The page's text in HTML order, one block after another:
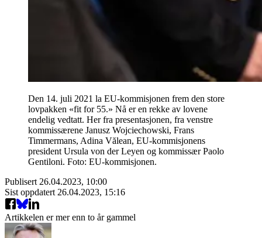
Den 14. juli 2021 la EU-kommisjonen frem den store
lovpakken «fit for 55.» Nå er en rekke av lovene
endelig vedtatt. Her fra presentasjonen, fra venstre
kommissærene Janusz Wojciechowski, Frans
Timmermans, Adina Vălean, EU-kommisjonens
president Ursula von der Leyen og kommissær Paolo
Gentiloni. Foto: EU-kommisjonen.
Publisert 26.04.2023, 10:00
Sist oppdatert 26.04.2023, 15:16
Artikkelen er mer enn to år gammel